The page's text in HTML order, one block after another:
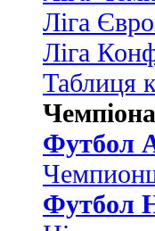
Ліга
Ліга
Таблиця
Футбол
Футбол